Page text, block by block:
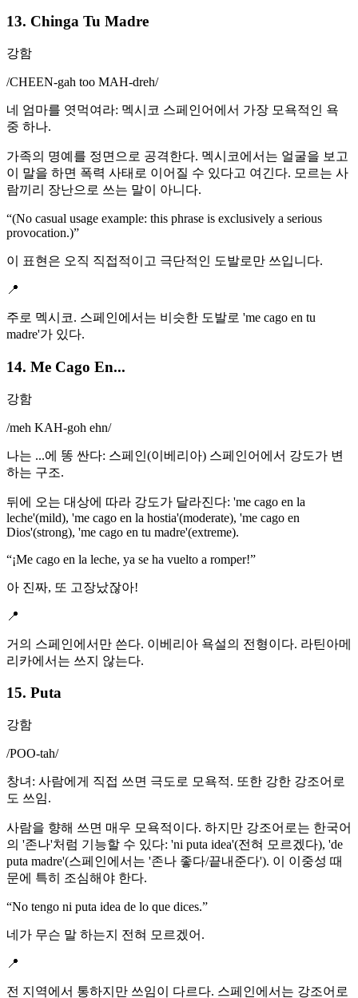
13. Chinga Tu Madre
강함
/CHEEN-gah too MAH-dreh/
네 엄마를 엿먹여라: 멕시코 스페인어에서 가장 모욕적인 욕
중 하나.
가족의 명예를 정면으로 공격한다. 멕시코에서는 얼굴을 보고
이 말을 하면 폭력 사태로 이어질 수 있다고 여긴다. 모르는 사
람끼리 장난으로 쓰는 말이 아니다.
“(No casual usage example: this phrase is exclusively a serious
provocation.)”
이 표현은 오직 직접적이고 극단적인 도발로만 쓰입니다.
📍
주로 멕시코. 스페인에서는 비슷한 도발로 'me cago en tu
madre'가 있다.
14. Me Cago En...
강함
/meh KAH-goh ehn/
나는 ...에 똥 싼다: 스페인(이베리아) 스페인어에서 강도가 변
하는 구조.
뒤에 오는 대상에 따라 강도가 달라진다: 'me cago en la
leche'(mild), 'me cago en la hostia'(moderate), 'me cago en
Dios'(strong), 'me cago en tu madre'(extreme).
“¡Me cago en la leche, ya se ha vuelto a romper!”
아 진짜, 또 고장났잖아!
📍
거의 스페인에서만 쓴다. 이베리아 욕설의 전형이다. 라틴아메
리카에서는 쓰지 않는다.
15. Puta
강함
/POO-tah/
창녀: 사람에게 직접 쓰면 극도로 모욕적. 또한 강한 강조어로
도 쓰임.
사람을 향해 쓰면 매우 모욕적이다. 하지만 강조어로는 한국어
의 '존나'처럼 기능할 수 있다: 'ni puta idea'(전혀 모르겠다), 'de
puta madre'(스페인에서는 '존나 좋다/끝내준다'). 이 이중성 때
문에 특히 조심해야 한다.
“No tengo ni puta idea de lo que dices.”
네가 무슨 말 하는지 전혀 모르겠어.
📍
전 지역에서 통하지만 쓰임이 다르다. 스페인에서는 강조어로